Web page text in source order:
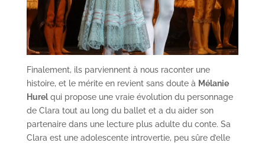
Finalement, ils parviennent à nous raconter une
histoire, et le mérite en revient sans doute à Mélanie
Hurelqui propose une vraie évolution du personnage
de Clara tout au long du ballet et a du aider son
partenaire dans une lecture plus adulte du conte. Sa
Clara est une adolescente introvertie, peu sûre d’elle